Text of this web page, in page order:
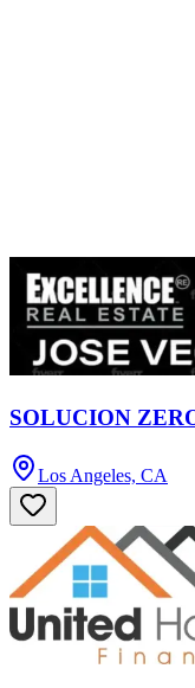
SOLUCION
Los Angeles, CA